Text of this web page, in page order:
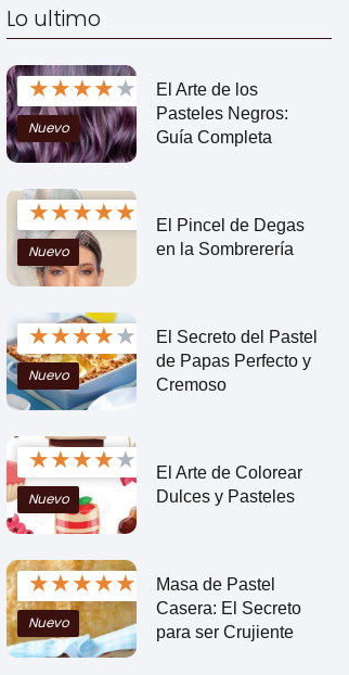
Lo ultimo
★★★★★
Nuevo
El Arte de los
Pasteles Negros:
Guía Completa
★★★★★
Nuevo
El Pincel de Degas
en la Sombrerería
★★★★★
Nuevo
El Secreto del Pastel
de Papas Perfecto y
Cremoso
★★★★★
Nuevo
El Arte de Colorear
Dulces y Pasteles
★★★★★
Nuevo
Masa de Pastel
Casera: El Secreto
para ser Crujiente